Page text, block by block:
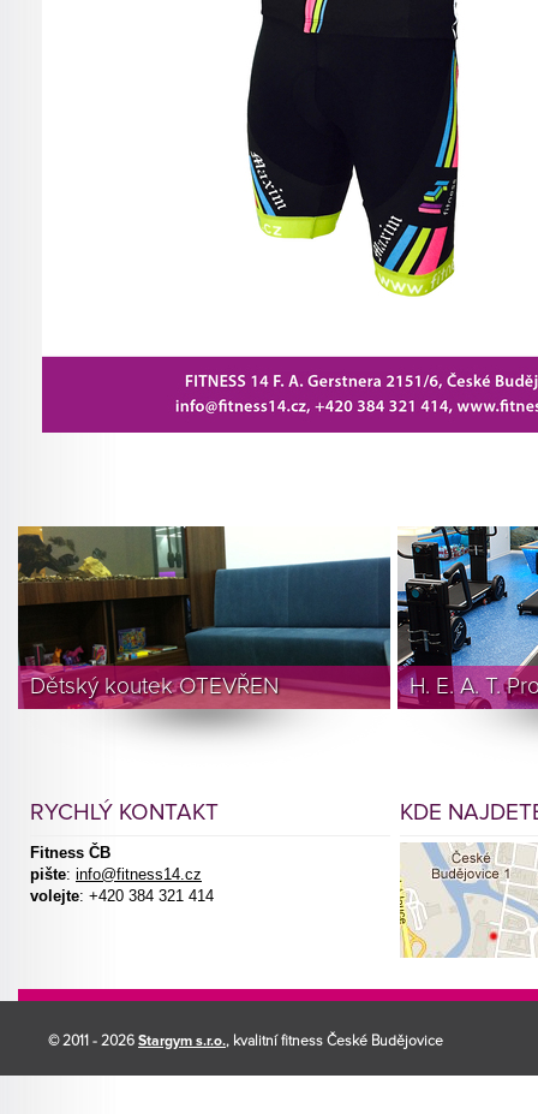
Dětský koutek OTEVŘEN H. E. A. T.
RYCHLÝ KONTAKT
Fitness ČB
pište: info@fitness14.cz
volejte: +420 384 321 414
KDE
© 2011 - 2026 Stargym s.r.o., kvalitní fitness České Budějovice